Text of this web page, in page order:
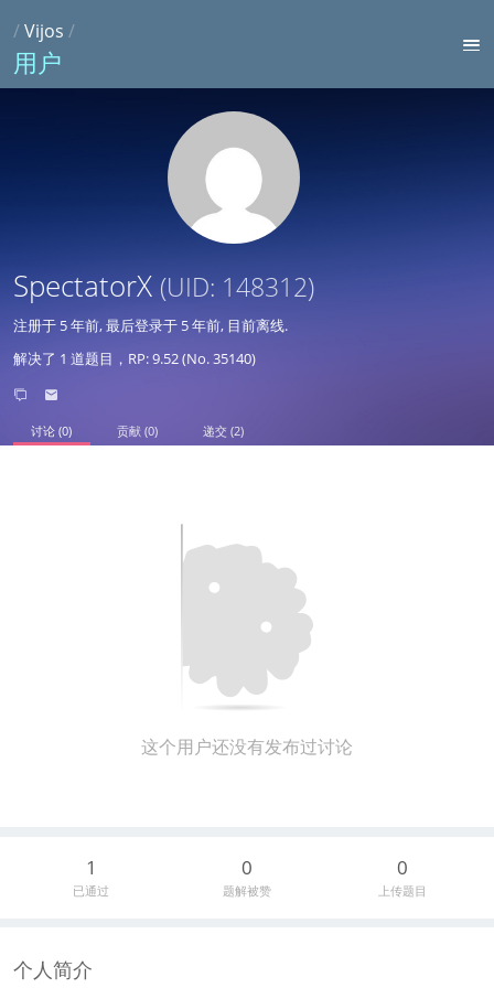
/Vijos /
用户
SpectatorX (UID: 148312)
注册于 5 年前, 最后登录于 5 年前, 目前离线.
解决了 1 道题目，RP: 9.52 (No. 35140)
讨论 (0) 贡献 (0) 递交 (2)
这个用户还没有发布过讨论
1
已通过
0
题解被赞
0
上传题目
个人简介